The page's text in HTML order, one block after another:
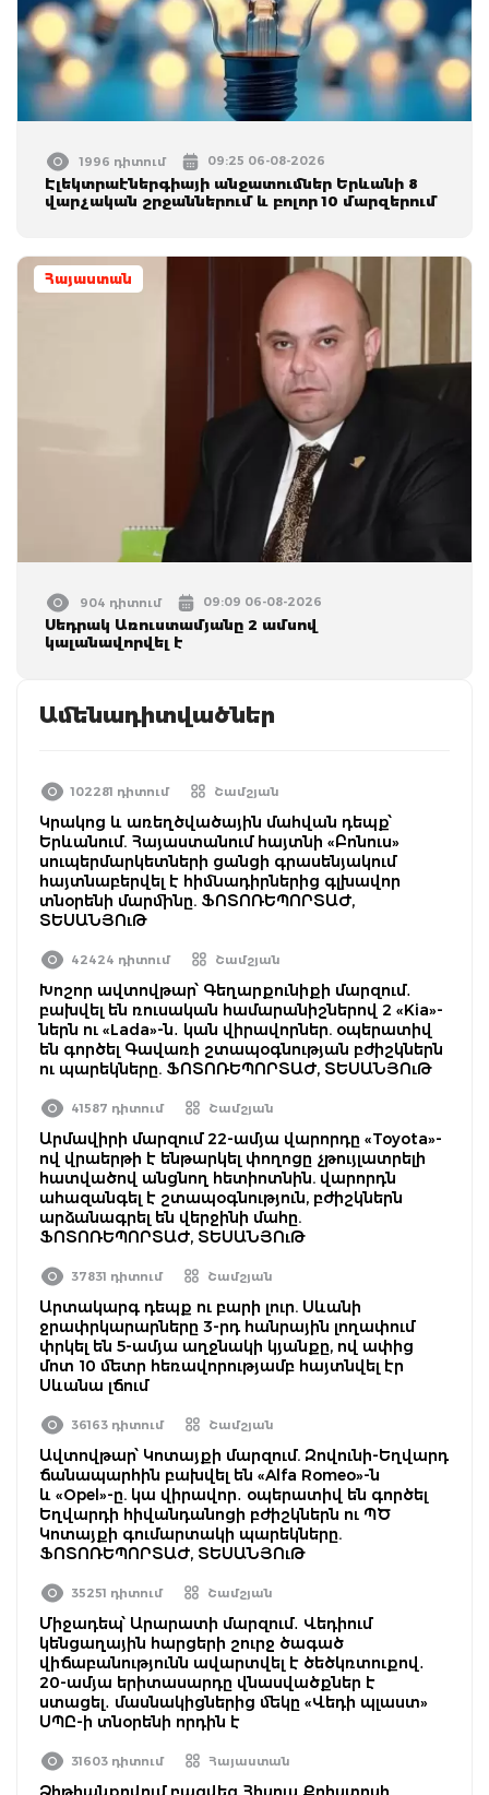
1996 դիտում 09:25 06-08-2026
Էլեկտրաէներգիայի անջատումներ Երևանի 8
վարչական շրջաններում և բոլոր 10 մարզերում
Հայաստան
904 դիտում 09:09 06-08-2026
Սեդրակ Առուստամյանը 2 ամսով
կալանավորվել է
Ամենադիտվածներ
102281 դիտում Շամշյան
Կրակոց և առեղծվածային մահվան դեպք՝
Երևանում. Հայաստանում հայտնի «Բոնուս»
սուպերմարկետների ցանցի գրասենյակում
հայտնաբերվել է հիմնադիրներից գլխավոր
տնօրենի մարմինը. ՖՈՏՈՌԵՊՈՐՏԱԺ,
ՏԵՍԱՆՅՈւԹ
42424 դիտում Շամշյան
Խոշոր ավտովթար՝ Գեղարքունիքի մարզում․
բախվել են ռուսական համարանիշներով 2 «Kia»-
ներն ու «Lada»-ն․ կան վիրավորներ. օպերատիվ
են գործել Գավառի շտապօգնության բժիշկներն
ու պարեկները. ՖՈՏՈՌԵՊՈՐՏԱԺ, ՏԵՍԱՆՅՈւԹ
41587 դիտում Շամշյան
Արմավիրի մարզում 22-ամյա վարորդը «Toyota»-
ով վրաերթի է ենթարկել փողոցը չթույլատրելի
հատվածով անցնող հետիոտնին. վարորդն
ահազանգել է շտապօգնություն, բժիշկներն
արձանագրել են վերջինի մահը.
ՖՈՏՈՌԵՊՈՐՏԱԺ, ՏԵՍԱՆՅՈւԹ
37831 դիտում Շամշյան
Արտակարգ դեպք ու բարի լուր. Սևանի
ջրափրկարարները 3-րդ հանրային լողափում
փրկել են 5-ամյա աղջնակի կյանքը, ով ափից
մոտ 10 մետր հեռավորությամբ հայտնվել էր
Սևանա լճում
36163 դիտում Շամշյան
Ավտովթար՝ Կոտայքի մարզում. Զովունի-Եղվարդ
ճանապարհին բախվել են «Alfa Romeo»-ն
և «Opel»-ը. կա վիրավոր․ օպերատիվ են գործել
Եղվարդի հիվանդանոցի բժիշկներն ու ՊԾ
Կոտայքի գումարտակի պարեկները.
ՖՈՏՈՌԵՊՈՐՏԱԺ, ՏԵՍԱՆՅՈւԹ
35251 դիտում Շամշյան
Միջադեպ՝ Արարատի մարզում․ Վեդիում
կենցաղային հարցերի շուրջ ծագած
վիճաբանությունն ավարտվել է ծեծկռտուքով․
20-ամյա երիտասարդը վնասվածքներ է
ստացել․ մասնակիցներից մեկը «Վեդի պլաստ»
ՍՊԸ-ի տնօրենի որդին է
31603 դիտում Հայաստան